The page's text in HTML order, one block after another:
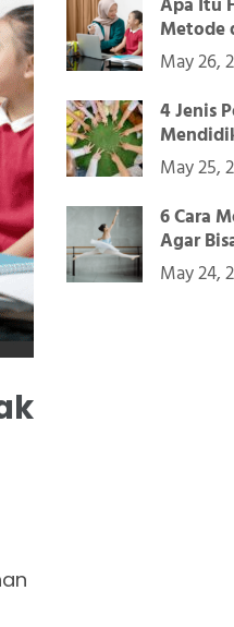
Apa Itu
Metode
May 26,
4 Jenis
May 25,
6 Cara
Agar
May 24,